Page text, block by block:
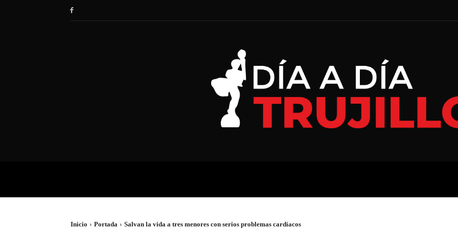
Inicio Portada Salvan la vida a tres menores con serios problemas cardíacos